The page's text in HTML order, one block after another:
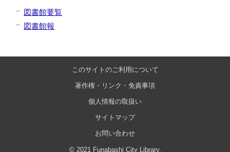
図書館要覧
図書館報
このサイトのご利用について
著作権・リンク・免責事項
個人情報の取扱い
サイトマップ
お問い合わせ
© 2021 Funabashi City Library.